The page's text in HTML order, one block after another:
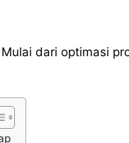
dari optimasi